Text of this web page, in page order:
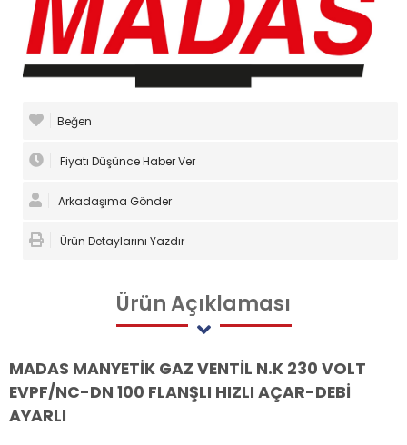
Beğen
Fiyatı Düşünce Haber Ver
Arkadaşıma Gönder
Ürün Detaylarını Yazdır
ÜrünAçıklaması
MADAS MANYETİK GAZ VENTİL N.K 230 VOLT
EVPF/NC-DN 100 FLANŞLI HIZLI AÇAR-DEBİ
AYARLI